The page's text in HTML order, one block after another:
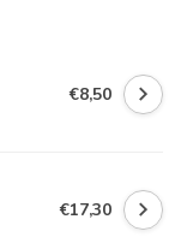
€8,50
€17,30